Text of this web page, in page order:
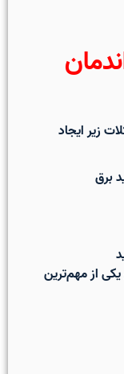
زیر ایجاد
یکی از مهم‌ترین